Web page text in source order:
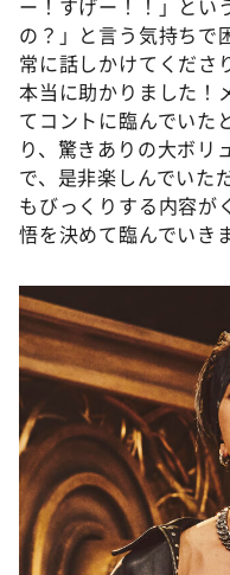
ー！すげー！！」とい
の？」と言う気持ちで
常に話しかけてくださ
本当に助かりました！
てコントに臨んでいた
り、驚きありの大ボリ
で、是非楽しんでいた
もびっくりする内容が
悟を決めて臨んでいき